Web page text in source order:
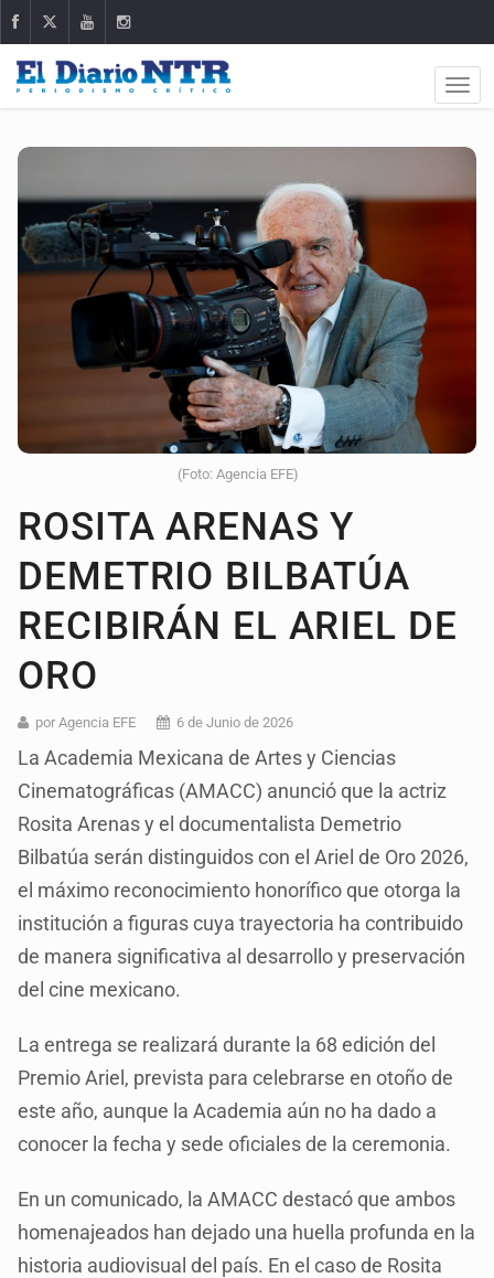
(Foto: Agencia EFE)
ROSITA ARENAS Y
DEMETRIO BILBATÚA
RECIBIRÁN EL ARIEL DE
ORO
por Agencia EFE 6 de Junio de 2026
La Academia Mexicana de Artes y Ciencias
Cinematográficas (AMACC) anunció que la actriz
Rosita Arenas y el documentalista Demetrio
Bilbatúa serán distinguidos con el Ariel de Oro 2026,
el máximo reconocimiento honorífico que otorga la
institución a figuras cuya trayectoria ha contribuido
de manera significativa al desarrollo y preservación
del cine mexicano.
La entrega se realizará durante la 68 edición del
Premio Ariel, prevista para celebrarse en otoño de
este año, aunque la Academia aún no ha dado a
conocer la fecha y sede oficiales de la ceremonia.
En un comunicado, la AMACC destacó que ambos
homenajeados han dejado una huella profunda en la
historia audiovisual del país. En el caso de Rosita